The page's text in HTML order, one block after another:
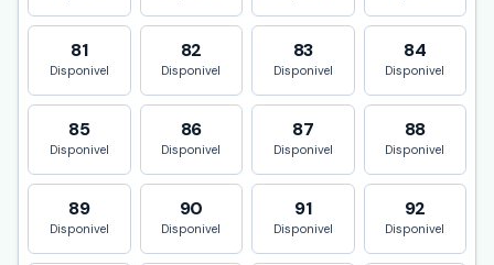
81
Disponivel
82
Disponivel
83
Disponivel
84
Disponivel
85
Disponivel
86
Disponivel
87
Disponivel
88
Disponivel
89
Disponivel
90
Disponivel
91
Disponivel
92
Disponivel